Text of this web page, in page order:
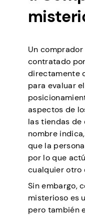
Un
contratado
directamente
para evaluar
aspectos de
las tiendas de
nombre
que la
por lo que
cualquier otro
Sin embargo,
misterioso es
pero también